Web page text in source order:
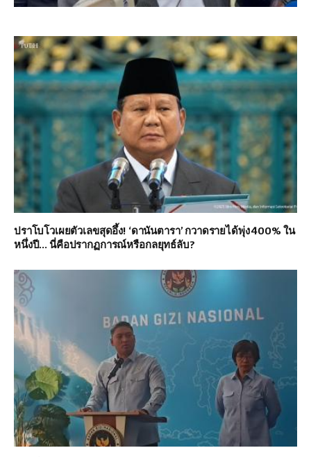
ปราโบโวเผยตัวเลขสุดอึ้ง! ‘ดานันตารา’ กวาดรายได้พุ่ง 400% ใน
หนึ่งปี… นี่คือปรากฏการณ์หรือกลยุทธ์ลับ?